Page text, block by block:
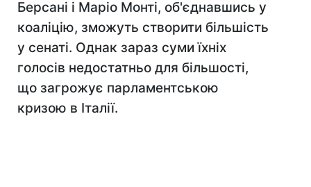
Берсані і Маріо Монті, об'єднавшись у
коаліцію, зможуть створити більшість
у сенаті. Однак зараз суми їхніх
голосів недостатньо для більшості,
що загрожує парламентською
кризою в Італії.